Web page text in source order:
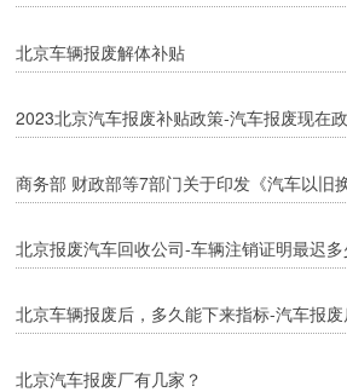
北京车辆报废解体补贴
2023北京汽车报废补贴政策-汽车报废现在
商务部 财政部等7部门关于印发《汽车以旧
北京报废汽车回收公司-车辆注销证明最迟多
北京车辆报废后，多久能下来指标-汽车报
北京汽车报废厂有几家？